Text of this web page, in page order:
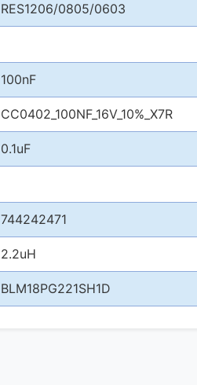
RES1206/0805/0603
100nF
CC0402_100NF_16V_10%_X7R
0.1uF
744242471
2.2uH
BLM18PG221SH1D